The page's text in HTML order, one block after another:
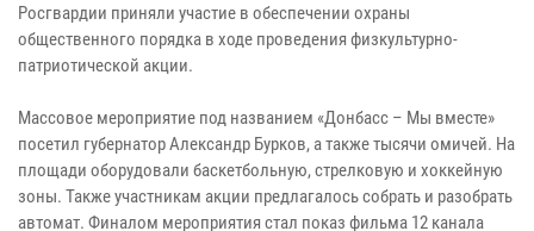
Росгвардии приняли участие в обеспечении охраны
общественного порядка в ходе проведения физкультурно-
патриотической акции.
Массовое мероприятие под названием «Донбасс – Мы вместе»
посетил губернатор Александр Бурков, а также тысячи омичей. На
площади оборудовали баскетбольную, стрелковую и хоккейную
зоны. Также участникам акции предлагалось собрать и разобрать
автомат. Финалом мероприятия стал показ фильма 12 канала